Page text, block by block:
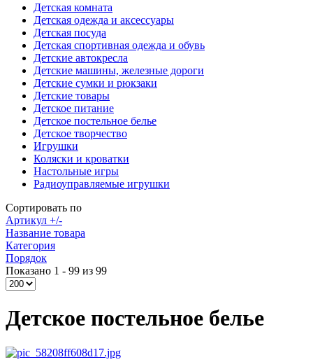
Детская комната
Детская одежда и аксессуары
Детская посуда
Детская спортивная одежда и обувь
Детские автокресла
Детские машины, железные дороги
Детские сумки и рюкзаки
Детские товары
Детское питание
Детское постельное белье
Детское творчество
Игрушки
Коляски и кроватки
Настольные игры
Радиоуправляемые игрушки
Сортировать по
Артикул +/-
Название товара
Категория
Порядок
Показано 1 - 99 из 99
Детское постельное белье